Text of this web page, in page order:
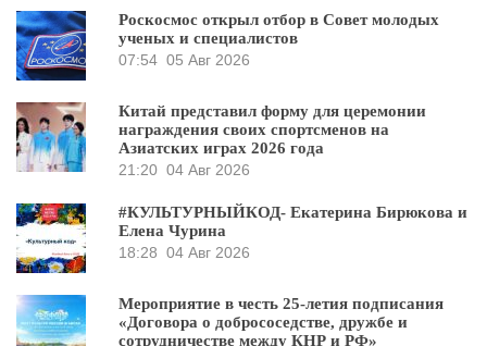
Роскосмос открыл отбор в Совет молодых
ученых и специалистов
07:54 05 Авг 2026
Китай представил форму для церемонии
награждения своих спортсменов на
Азиатских играх 2026 года
21:20 04 Авг 2026
#КУЛЬТУРНЫЙКОД- Екатерина Бирюкова и
Елена Чурина
18:28 04 Авг 2026
Мероприятие в честь 25-летия подписания
«Договора о добрососедстве, дружбе и
сотрудничестве между КНР и РФ»